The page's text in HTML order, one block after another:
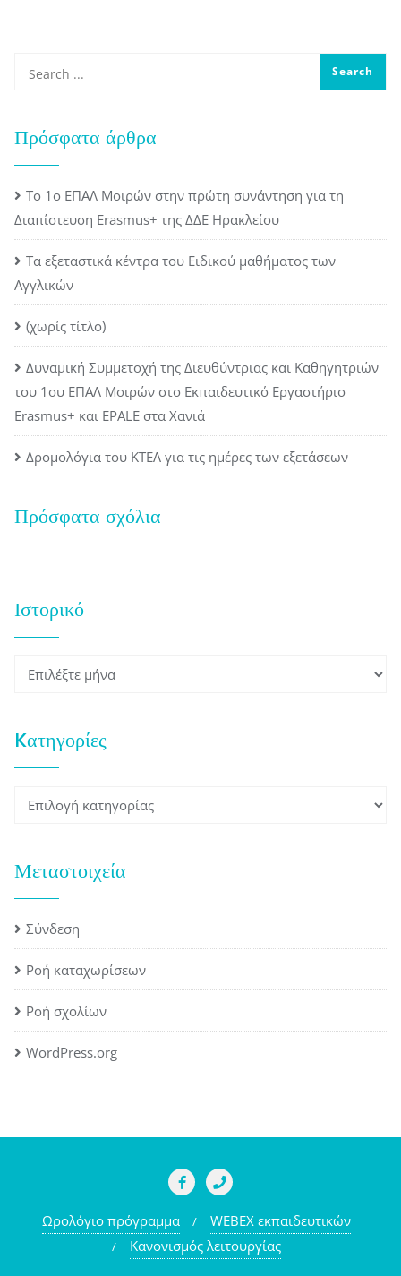
Πρόσφατα άρθρα
Το 1ο ΕΠΑΛ Μοιρών στην πρώτη συνάντηση για τη
Διαπίστευση Erasmus+ της ΔΔΕ Ηρακλείου
Τα εξεταστικά κέντρα του Ειδικού μαθήματος των
Αγγλικών
(χωρίς τίτλο)
Δυναμική Συμμετοχή της Διευθύντριας και Καθηγητριών
του 1ου ΕΠΑΛ Μοιρών στο Εκπαιδευτικό Εργαστήριο
Erasmus+ και EPALE στα Χανιά
Δρομολόγια του ΚΤΕΛ για τις ημέρες των εξετάσεων
Πρόσφατα σχόλια
Ιστορικό
Ιστορικό
Kατηγορίες
Kατηγορίες
Μεταστοιχεία
Σύνδεση
Ροή καταχωρίσεων
Ροή σχολίων
WordPress.org
Ωρολόγιο πρόγραμμα
WEBEX εκπαιδευτικών
Κανονισμός λειτουργίας